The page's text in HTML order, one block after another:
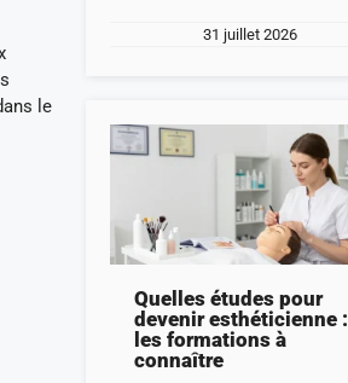
le
31 juillet 2026
Quelles études pour
devenir esthéticienne :
les formations à
connaître